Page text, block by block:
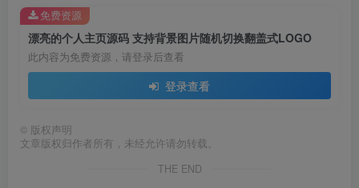
漂亮的个人主页源码 支持背景图片随机切换翻盖式LOGO
此内容为免费资源，请登录后查看
登录查看
免费资源
© 版权声明
文章版权归作者所有，未经允许请勿转载。
THE END